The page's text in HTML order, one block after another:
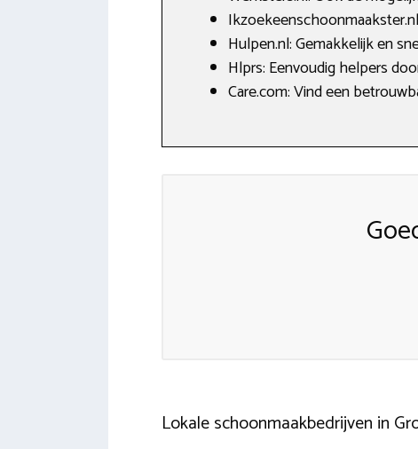
Hulpen.nl: Gemakkelijk en
Hlprs: Eenvoudig helpers
Care.com: Vind een
Lokale schoonmaakbedrijven in